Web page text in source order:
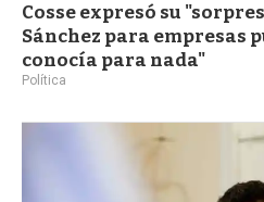
Cosse expresó su
Sánchez para empresas
conocía para nada"
Política